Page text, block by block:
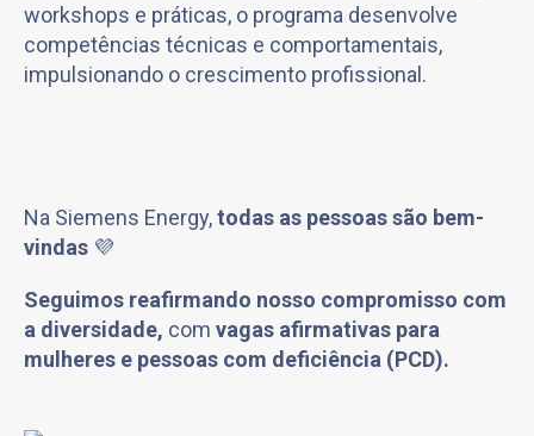
workshops e práticas, o programa desenvolve
competências técnicas e comportamentais,
impulsionando o crescimento profissional.
Na Siemens Energy,todas as pessoas são bem-
vindas 💜
Seguimos reafirmando nosso compromisso com
a diversidade, com vagas afirmativas para
mulheres e pessoas com deficiência (PCD).